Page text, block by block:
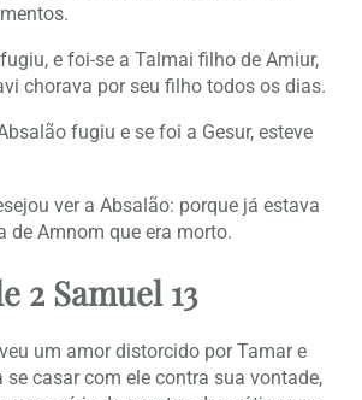
e foi-se a Talmai filho de Amiur,
chorava por seu filho todos os dias.
fugiu e se foi a Gesur, esteve
ver a Absalão: porque já estava
de Amnom que era morto.
2 Samuel 13
um amor distorcido por Tamar e
casar com ele contra sua vontade,